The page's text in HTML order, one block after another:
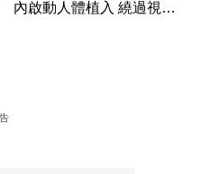
內啟動人體植入 繞過視神